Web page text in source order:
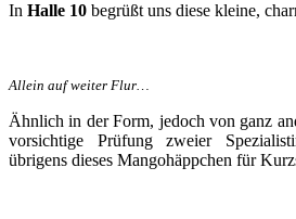
In Halle 10 begrüßt uns diese kleine,
Allein auf weiter Flur…
Ähnlich in der Form, jedoch von ganz
vorsichtige Prüfung zweier
übrigens dieses Mangohäppchen für